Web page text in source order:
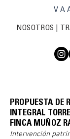
NOSOTROS
V A
PROPUESTA DE
INTEGRAL
FINCA MUÑOZ
Intervención